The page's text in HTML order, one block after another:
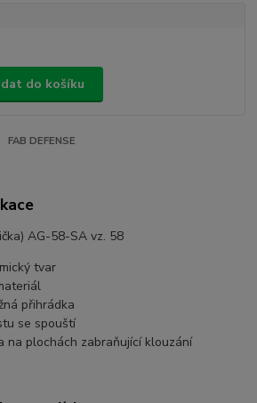
do košíku
FAB DEFENSE
AG-58-SA vz. 58
tvar
přihrádka
se spouští
na plochách zabraňující klouzání